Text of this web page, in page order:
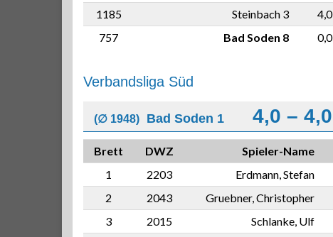
1185
Steinbach 3 4,0
757
Bad Soden 8 0,0
Verbandsliga Süd
(∅ 1948) Bad Soden 1 4,0 – 4,0
Brett DWZ Spieler-Name
1
2203 Erdmann, Stefan
2
2043 Gruebner, Christopher
3
2015 Schlanke, Ulf